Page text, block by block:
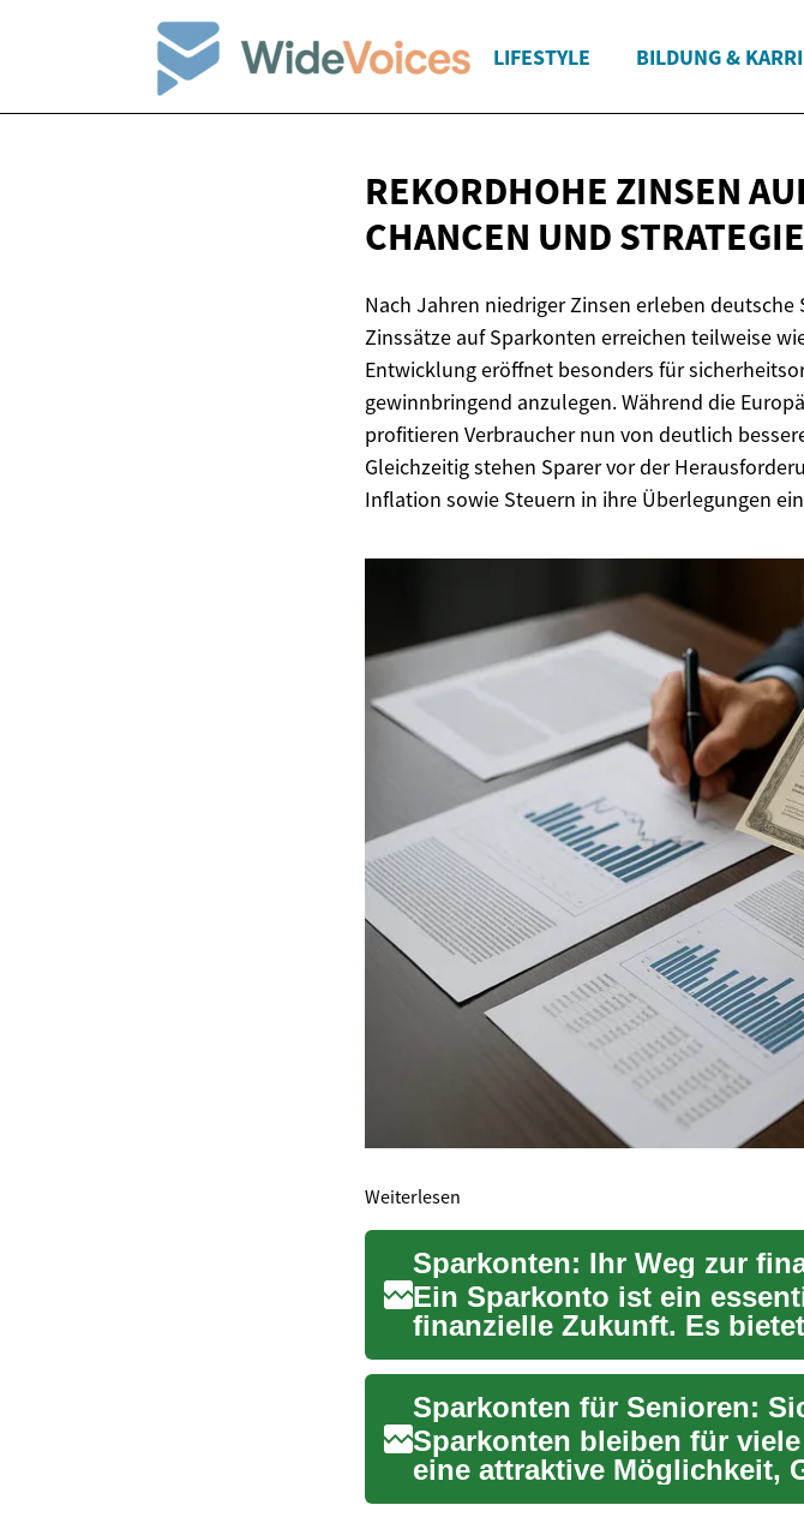
LIFESTYLE BILDUNG &
REKORDHOHE ZINSEN
CHANCEN UND
Nach Jahren niedriger Zinsen erleben
Zinssätze auf Sparkonten erreichen teilweise
Entwicklung eröffnet besonders für
gewinnbringend anzulegen. Während die
profitieren Verbraucher nun von deutlich
Gleichzeitig stehen Sparer vor der
Inflation sowie Steuern in ihre Überlegungen
Weiterlesen
Sparkonten: Ihr Weg zur
Ein Sparkonto ist ein
finanzielle Zukunft. Es
Aufbewah...
Sparkonten bleiben für
eine attraktive Möglichkeit,
verfügba...